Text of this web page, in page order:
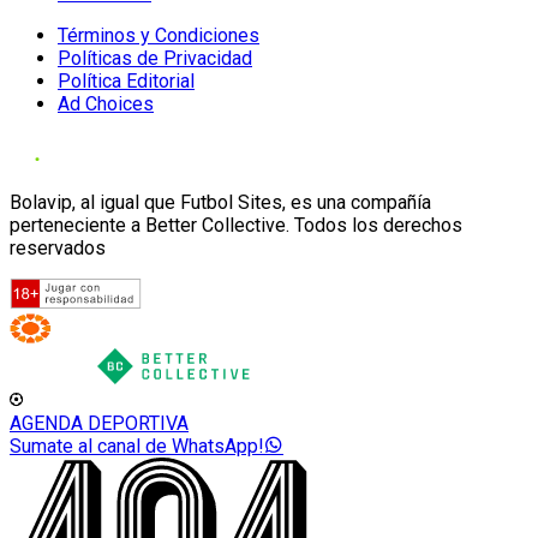
Términos y Condiciones
Políticas de Privacidad
Política Editorial
Ad Choices
Bolavip, al igual que Futbol Sites, es una compañía
perteneciente a Better Collective. Todos los derechos
reservados
AGENDA DEPORTIVA
Sumate al canal de WhatsApp!